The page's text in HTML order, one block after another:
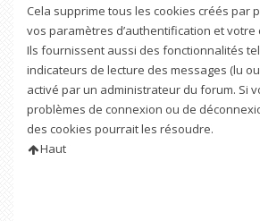
Cela supprime tous les cookies créés par
vos paramètres d’authentification et
Ils fournissent aussi des fonctionnalités
indicateurs de lecture des messages (lu
activé par un administrateur du forum. Si
problèmes de connexion ou de
des cookies pourrait les résoudre.
Haut